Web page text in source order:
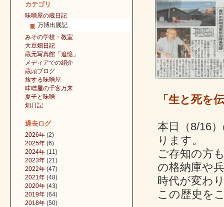
「生と死を
本日（8/16
ります。
ご存知の方
の格納庫や
時代が変わ
この歴史を
カテゴリ
味噌屋の蔵日記
万博出展記
みその学校・教室
大豆畑日記
蔵元写真館「追憶」
メディアでの紹介
蔵頭ブログ
旅する味噌屋
味噌屋の千客万来
夏子と味噌
畑日記
過去ログ
2026年 (2)
2025年 (6)
2024年 (11)
2023年 (21)
2022年 (47)
2021年 (48)
2020年 (43)
2019年 (64)
2018年 (50)